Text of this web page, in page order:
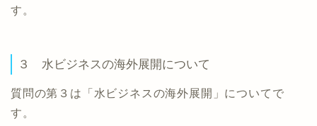
す。
３ 水ビジネスの海外展開について
質問の第３は「水ビジネスの海外展開」についてで
す。